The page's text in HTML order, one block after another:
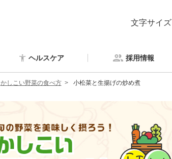
文字サイズ
ヘルスケア 採用情報
かしこい野菜の食べ方 小松菜と生揚げの炒め煮